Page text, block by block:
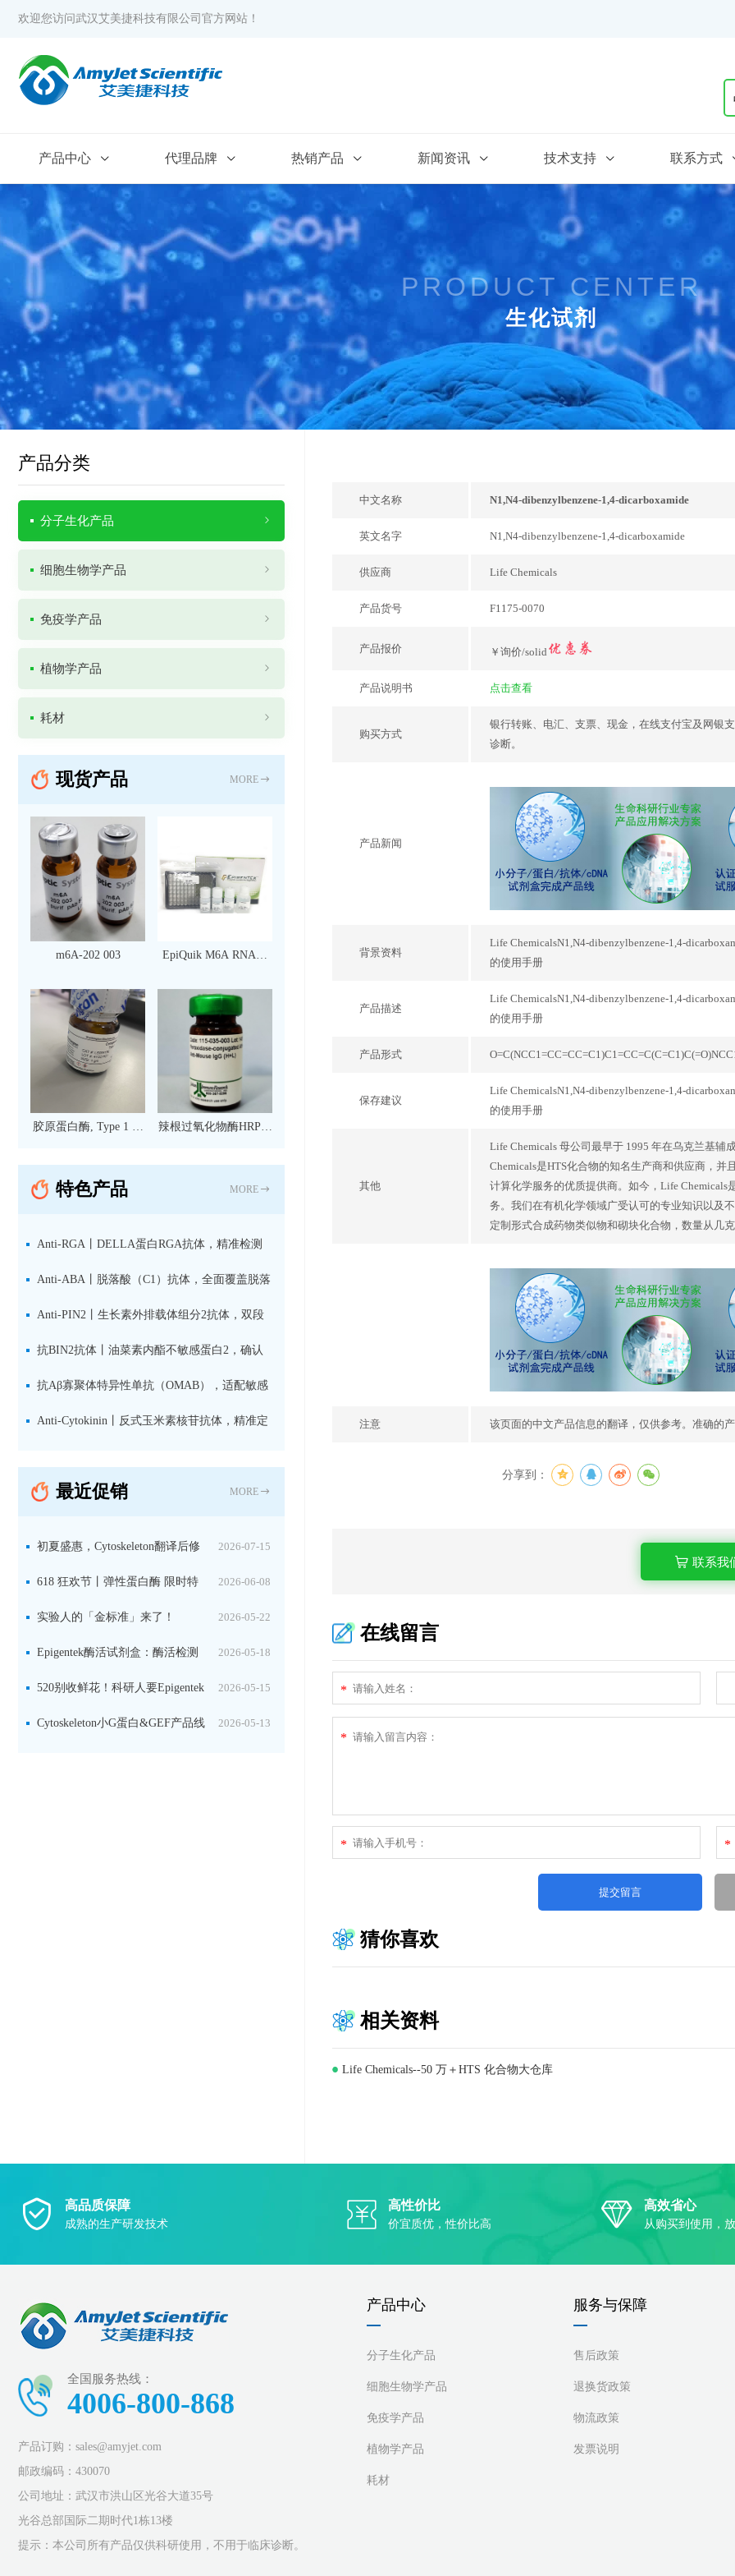
欢迎您访问武汉艾美捷科技有限公司官方网站！
产品中心 代理品牌 热销产品 新闻资讯 技术支持 联系方式
PRODUCT CENTER
生化试剂
中文名称 N1,N4-dibenzylbenzene-1,4-dicarboxamide
英文名字 N1,N4-dibenzylbenzene-1,4-dicarboxamide
供应商 Life Chemicals
产品货号 F1175-0070
产品报价 ￥询价/solid
产品说明书 点击查看
购买方式
银行转账、电汇、支票、现金，在线支付宝及网银
诊断。
产品新闻
背景资料
Life ChemicalsN1,N4-dibenzylbenzene-1,4-
的使用手册
产品描述
Life ChemicalsN1,N4-dibenzylbenzene-1,4-
的使用手册
产品形式
保存建议
Life ChemicalsN1,N4-dibenzylbenzene-1,4-
的使用手册
其他
Life Chemicals 母公司最早于 1995 年在乌克兰基
Chemicals是HTS化合物的知名生产商和供应商，
计算化学服务的优质提供商。如今，Life
务。我们在有机化学领域广受认可的专业知识以及
定制形式合成药物类似物和砌块化合物，数量从几
注意 该页面的中文产品信息的翻译，仅供参考。准确的
分享到：
联系我
在线留言
*
*
* *
猜你喜欢
相关资料
Life Chemicals--50 万＋HTS 化合物大仓库
产品分类
分子生化产品
细胞生物学产品
免疫学产品
植物学产品
耗材
现货产品 MORE
m6A-202 003
EpiQuik M6A RNA甲
（比色法）（96 次）
胶原蛋白酶, Type 1 现
辣根过氧化物酶HRP标
IgG（H+L）二抗 现货
特色产品 MORE
Anti-RGA丨DELLA蛋白RGA抗体，精准检测
赤霉素响应关键抑制因子
Anti-ABA丨脱落酸（C1）抗体，全面覆盖脱落
酸活性库与储存库
Anti-PIN2丨生长素外排载体组分2抗体，双段
肽混合免疫原设计方案
抗BIN2抗体丨油菜素内酯不敏感蛋白2，确认
双子叶植物研究数据特异性
抗Aβ寡聚体特异性单抗（OMAB），适配敏感
检测体系与活细胞实验
Anti-Cytokinin丨反式玉米素核苷抗体，精准定
最近促销 MORE
2026-07-15
初夏盛惠，Cytoskeleton翻译后修
饰（PTM）产品线放价啦！ 2026-06-08
618 狂欢节丨弹性蛋白酶 限时特
惠 2026-05-22
实验人的「金标准」来了！
Jackson 二抗精选限时一口价，手慢无！2026-05-18
Epigentek酶活试剂盒：酶活检测
+抑制剂筛选双赋能，下单即赠京东卡2026-05-15
520别收鲜花！科研人要Epigentek
试剂盒+京东卡！ 2026-05-13
Cytoskeleton小G蛋白&GEF产品线
高品质保障
成熟的生产研发技术
高性价比
价宜质优，性价比高
高效省心
从购买到使用，
全国服务热线：
4006-800-868
产品订购：sales@amyjet.com
邮政编码：430070
公司地址：武汉市洪山区光谷大道35号
光谷总部国际二期时代1栋13楼
提示：本公司所有产品仅供科研使用，不用于临床诊断。
产品中心
分子生化产品
细胞生物学产品
免疫学产品
植物学产品
耗材
服务与保障
售后政策
退换货政策
物流政策
发票说明